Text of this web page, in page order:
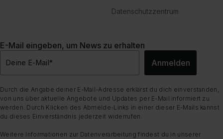
Datenschutzzentrum
E-Mail eingeben, um News zu erhalten
Deine E-Mail* Anmelden
Durch die Angabe deiner E-Mail-Adresse erklärst du dich einverstanden,
von uns über aktuelle Angebote und Updates per E-Mail informiert zu
werden. Durch Klicken des Abmelde-Links in einer dieser E-Mails kannst
du dieses Einverständnis jederzeit widerrufen.
Weitere Informationen zur Datenverarbeitung findest du in unserer